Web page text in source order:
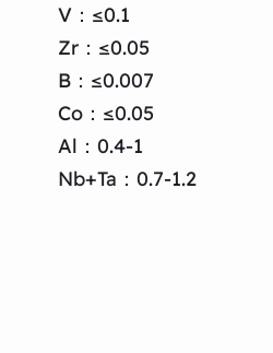
V：≤0.1
Zr：≤0.05
B：≤0.007
Co：≤0.05
Al：0.4-1
Nb+Ta：0.7-1.2